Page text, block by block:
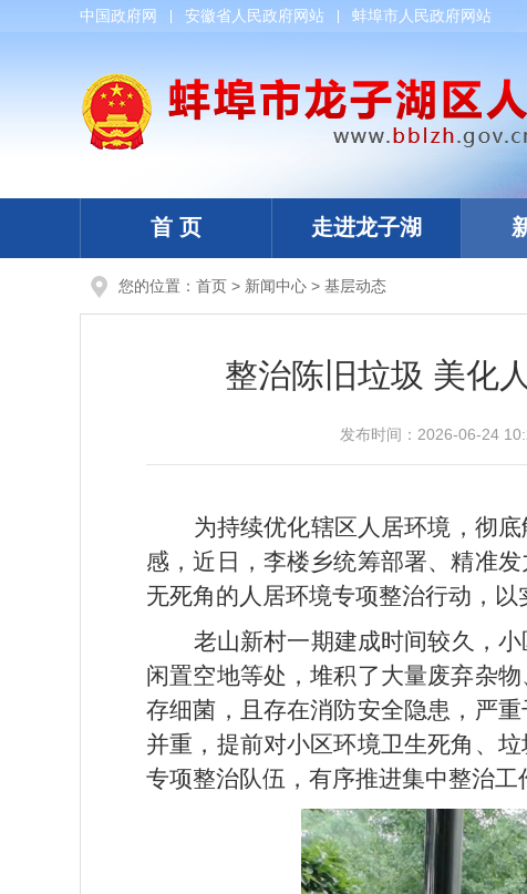
中国政府网 安徽省人民政府网站 蚌埠市人民政府网站
首 页 走进龙子湖
您的位置： 首页 > 新闻中心 > 基层动态
整治陈旧垃圾 美化
发布时间： 2026-06-24
为持续优化辖区人居环境，彻
感，近日，李楼乡统筹部署、精准
无死角的人居环境专项整治行动，以
老山新村一期建成时间较久，
闲置空地等处，堆积了大量废弃杂
存细菌，且存在消防安全隐患，严
并重，提前对小区环境卫生死角、
专项整治队伍，有序推进集中整治工